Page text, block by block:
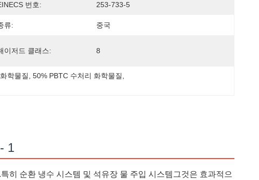
번호: 253-733-5
류: 중국
이저드 클래스: 8
학물질 , 50% PBTC 수처리 화학물질
1
히 순환 냉수 시스템 및 석유장 물 주입 시스템그것은 효과적으